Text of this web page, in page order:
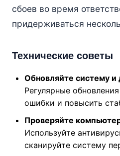
сбоев во время
придерживаться
Технические советы
Обновляйте систему
Регулярные
ошибки и повысить
Проверяйте
Используйте
сканируйте систему